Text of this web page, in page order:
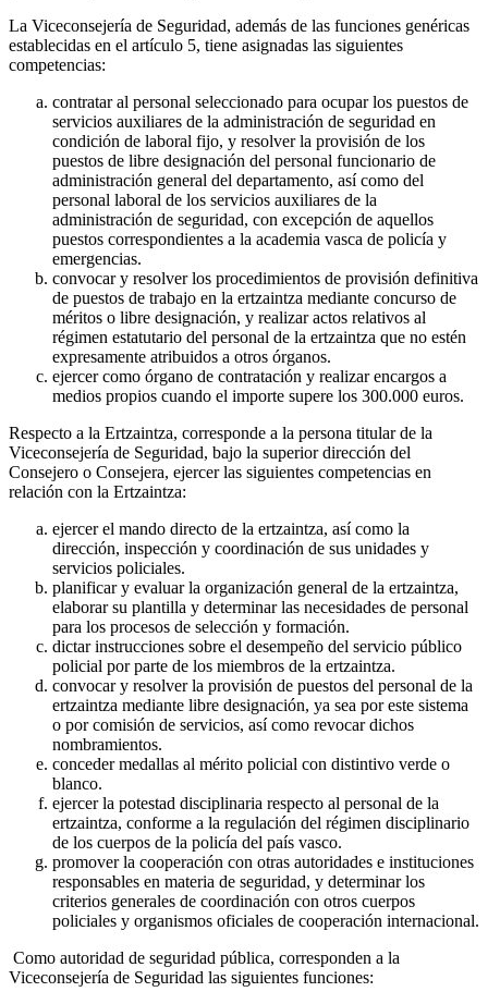
La Viceconsejería de Seguridad, además de las funciones genéricas
establecidas en el artículo 5, tiene asignadas las siguientes
competencias:
contratar al personal seleccionado para ocupar los puestos de
servicios auxiliares de la administración de seguridad en
condición de laboral fijo, y resolver la provisión de los
puestos de libre designación del personal funcionario de
administración general del departamento, así como del
personal laboral de los servicios auxiliares de la
administración de seguridad, con excepción de aquellos
puestos correspondientes a la academia vasca de policía y
emergencias.
convocar y resolver los procedimientos de provisión definitiva
de puestos de trabajo en la ertzaintza mediante concurso de
méritos o libre designación, y realizar actos relativos al
régimen estatutario del personal de la ertzaintza que no estén
expresamente atribuidos a otros órganos.
ejercer como órgano de contratación y realizar encargos a
medios propios cuando el importe supere los 300.000 euros.
Respecto a la Ertzaintza, corresponde a la persona titular de la
Viceconsejería de Seguridad, bajo la superior dirección del
Consejero o Consejera, ejercer las siguientes competencias en
relación con la Ertzaintza:
ejercer el mando directo de la ertzaintza, así como la
dirección, inspección y coordinación de sus unidades y
servicios policiales.
planificar y evaluar la organización general de la ertzaintza,
elaborar su plantilla y determinar las necesidades de personal
para los procesos de selección y formación.
dictar instrucciones sobre el desempeño del servicio público
policial por parte de los miembros de la ertzaintza.
convocar y resolver la provisión de puestos del personal de la
ertzaintza mediante libre designación, ya sea por este sistema
o por comisión de servicios, así como revocar dichos
nombramientos.
conceder medallas al mérito policial con distintivo verde o
blanco.
ejercer la potestad disciplinaria respecto al personal de la
ertzaintza, conforme a la regulación del régimen disciplinario
de los cuerpos de la policía del país vasco.
promover la cooperación con otras autoridades e instituciones
responsables en materia de seguridad, y determinar los
criterios generales de coordinación con otros cuerpos
policiales y organismos oficiales de cooperación internacional.
Como autoridad de seguridad pública, corresponden a la
Viceconsejería de Seguridad las siguientes funciones: